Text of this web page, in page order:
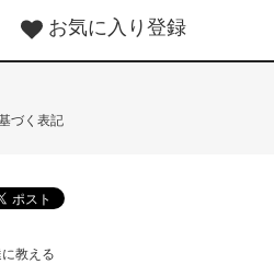
お気に入り登録
づく表記
教える